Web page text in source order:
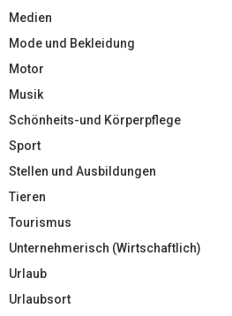
Medien
Mode und Bekleidung
Motor
Musik
Schönheits-und Körperpflege
Sport
Stellen und Ausbildungen
Tieren
Tourismus
Unternehmerisch (Wirtschaftlich)
Urlaub
Urlaubsort